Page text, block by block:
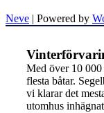
Neve | Powered by
Med över 10
flesta båtar.
vi klarar det
utomhus